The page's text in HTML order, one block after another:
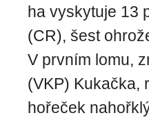
ha vyskytuje 13
(CR), šest
V prvním lomu,
(VKP) Kukačka,
hořeček